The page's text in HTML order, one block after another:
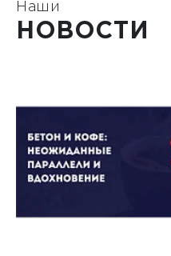
Наши
НОВОСТИ